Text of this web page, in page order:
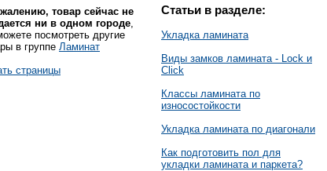
товар сейчас не
ни в одном городе,
посмотреть другие
в группе Ламинат
страницы
Статьи в разделе:
Укладка ламината
Виды замков ламината - Lock и
Click
Классы ламината по
износостойкости
Укладка ламината по диагонали
Как подготовить пол для
укладки ламината и паркета?